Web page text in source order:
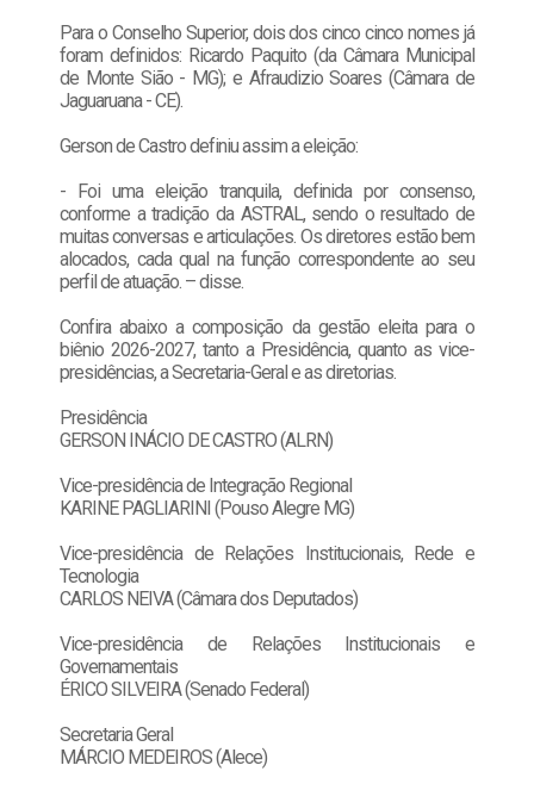
Para o Conselho Superior, dois dos cinco cinco nomes já
foram definidos: Ricardo Paquito (da Câmara Municipal
de Monte Sião - MG); e Afraudizio Soares (Câmara de
Jaguaruana - CE).
Gerson de Castro definiu assim a eleição:
- Foi uma eleição tranquila, definida por consenso,
conforme a tradição da ASTRAL, sendo o resultado de
muitas conversas e articulações. Os diretores estão bem
alocados, cada qual na função correspondente ao seu
perfil de atuação. – disse.
Confira abaixo a composição da gestão eleita para o
biênio 2026-2027, tanto a Presidência, quanto as vice-
presidências, a Secretaria-Geral e as diretorias.
Presidência
GERSON INÁCIO DE CASTRO (ALRN)
Vice-presidência de Integração Regional
KARINE PAGLIARINI (Pouso Alegre MG)
Vice-presidência de Relações Institucionais, Rede e
Tecnologia
CARLOS NEIVA (Câmara dos Deputados)
Vice-presidência de Relações Institucionais e
Governamentais
ÉRICO SILVEIRA (Senado Federal)
Secretaria Geral
MÁRCIO MEDEIROS (Alece)